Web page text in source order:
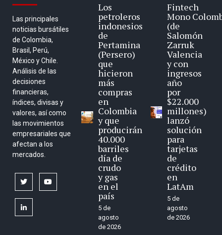
Las principales
noticias bursátiles
de Colombia,
Brasil, Perú,
México y Chile.
Análisis de las
decisiones
financieras,
índices, divisas y
valores, así como
las movimientos
empresariales que
afectan a los
mercados.
twitter
linkedin
Los
petroleros
indonesios
de
Pertamina
(Persero)
que
hicieron
más
compras
en
Colombia
y que
producirán
40.000
barriles
día de
crudo
y gas
en el
país
5 de
agosto
de 2026
Fintech
Mono
(de
Salomón
Zarruk
Valencia
y con
ingresos
año
por
$22.000
millones)
lanzó
solución
para
tarjetas
de
crédito
en
LatAm
5 de
agosto
de 2026